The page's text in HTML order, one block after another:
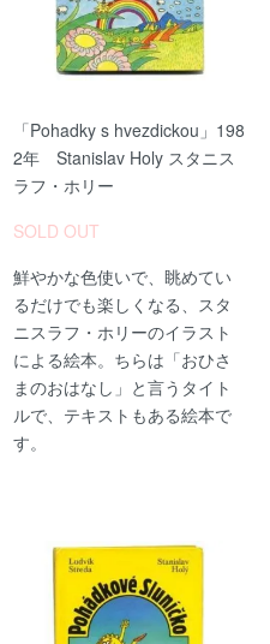
「Pohadky s hvezdickou」198
2年 Stanislav Holy スタニス
ラフ・ホリー
SOLD OUT
鮮やかな色使いで、眺めてい
るだけでも楽しくなる、スタ
ニスラフ・ホリーのイラスト
による絵本。ちらは「おひさ
まのおはなし」と言うタイト
ルで、テキストもある絵本で
す。